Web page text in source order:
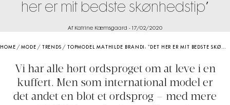
her er mit bedste skønhedstip”
Af Katrine Kæmsgaard - 17/02/2020
HOME /MODE / TRENDS / TOPMODEL MATHILDE BRANDI: “DET HER ER MIT BEDSTE SKØNHEDSTIP”
Vi har alle hørt ordsproget om at leve i en
kuffert. Men som international model er
det andet en blot et ordsprog – med mere